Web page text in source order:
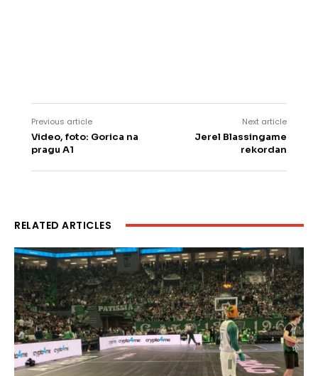
Previous article
Video, foto: Gorica na
pragu A1
Next article
Jerel Blassingame
rekordan
RELATED ARTICLES